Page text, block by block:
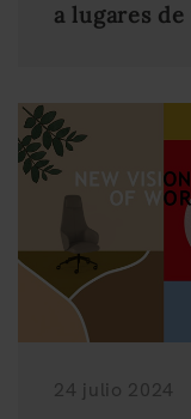
a lugares
24 julio 2024